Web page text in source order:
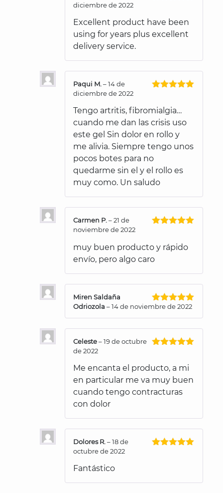
diciembre de 2022
Excellent product have been
using for years plus excellent
delivery service.
Paqui M. –14 de
diciembre de 2022
Tengo artritis, fibromialgia…
cuando me dan las crisis uso
este gel Sin dolor en rollo y
me alivia. Siempre tengo unos
pocos botes para no
quedarme sin el y el rollo es
muy como. Un saludo
Carmen P.–21 de
noviembre de 2022
muy buen producto y rápido
envío, pero algo caro
Valorado
con5de 5
Miren Saldaña
Odriozola –14 de noviembre de 2022
Celeste–19 de octubre
de 2022
Me encanta el producto, a mi
en particular me va muy buen
cuando tengo contracturas
con dolor
Dolores R. –18 de
octubre de 2022
Fantástico